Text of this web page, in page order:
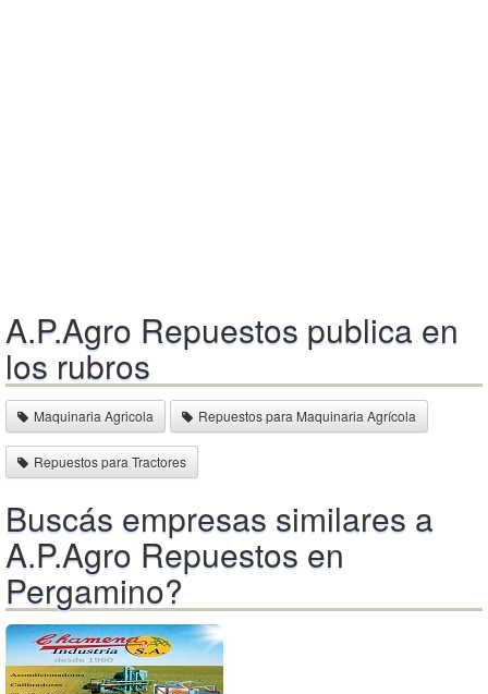
A.P.Agro Repuestos publica en
los rubros
Maquinaria Agricola Repuestos para Maquinaria Agrícola
Repuestos para Tractores
Buscás empresas similares a
A.P.Agro Repuestos en
Pergamino?